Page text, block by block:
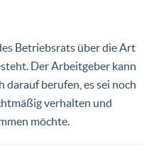
Betriebsrats über die Art
Der Arbeitgeber kann
darauf berufen, es sei noch
verhalten und
möchte.